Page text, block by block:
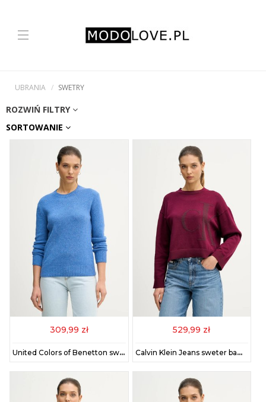
UBRANIA SWETRY
ROZWIŃ FILTRY
SORTOWANIE
309,99 zł
United Colors of Benetton sweter wełniany damski kolor niebieski lekki
529,99 zł
Calvin Klein Jeans sweter bawełniany damski LV047E304G